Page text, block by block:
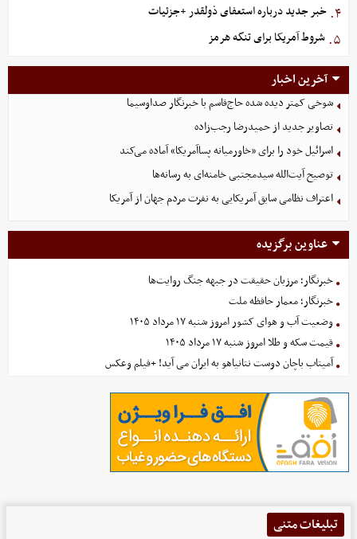
۴. خبر جدید درباره استعفای ذولقدر +جزئیات
۵. شروط آمریکا برای تنگه هرمز
آخرین اخبار
شوخی کمتر دیده شده حاج‌قاسم با خبرنگار صداوسیما
تصاویر جدید از حمیدرضا رجب‌زاده
اسرائیل خود را برای «خاورمیانه پساآمریکا» آماده می‌کند
توصیح آیت‌الله سیدمجتبی خامنه‌ای به رسانه‌ها
اعتراف نظامی سابق آمریکایی به نفرت مردم جهان از آمریکا
عناوین برگزیده
خبرنگار؛ مرزبان حقیقت در جبهه جنگ روایت‌ها
خبرنگار؛ معمار حافظه ملت
وضعیت آب و هوای کشور امروز شنبه ۱۷ مرداد ۱۴۰۵
قیمت سکه و طلا امروز شنبه ۱۷ مرداد ۱۴۰۵
آمیتاب باچان دوست نتانیاهو به ایران می آید! +فیلم وعکس
تبلیغات متنی